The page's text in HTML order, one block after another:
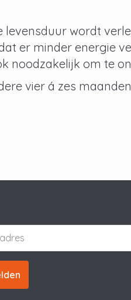
wordt
er minder energie
noodzakelijk om te
vier á zes